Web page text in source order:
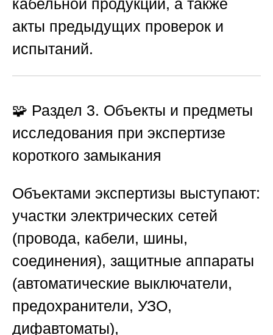
кабельной продукции, а также
акты предыдущих проверок и
испытаний.
🧩 Раздел 3. Объекты и предметы
исследования при экспертизе
короткого замыкания
Объектами экспертизы выступают:
участки электрических сетей
(провода, кабели, шины,
соединения), защитные аппараты
(автоматические выключатели,
предохранители, УЗО,
дифавтоматы),